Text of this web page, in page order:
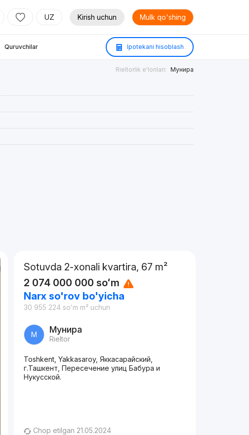
UZ Kirish uchun Mulk qo'shing
Quruvchilar Ipotekani hisoblash
Rieltorlik e'lonlari: Мунира
Sotuvda 2-xonali kvartira, 67 m²
2 074 000 000 soʻm
Narx so'rov bo'yicha
30 955 224 soʻm m² uchun
М Мунира
Rieltor
Toshkent, Yakkasaroy, Яккасарайский,
г.Ташкент, Пересечение улиц Бабура и
Нукусской.
Chop etilgan 21.05.2024